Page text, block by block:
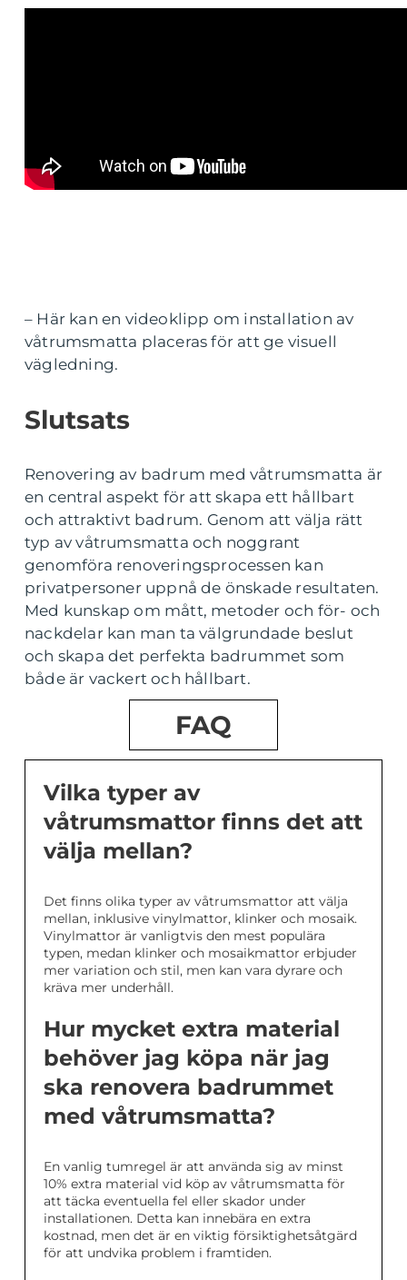
– Här kan en videoklipp om installation av
våtrumsmatta placeras för att ge visuell
vägledning.
Slutsats
Renovering av badrum med våtrumsmatta är
en central aspekt för att skapa ett hållbart
och attraktivt badrum. Genom att välja rätt
typ av våtrumsmatta och noggrant
genomföra renoveringsprocessen kan
privatpersoner uppnå de önskade resultaten.
Med kunskap om mått, metoder och för- och
nackdelar kan man ta välgrundade beslut
och skapa det perfekta badrummet som
både är vackert och hållbart.
FAQ
Vilka typer av
våtrumsmattor finns det att
välja mellan?
Det finns olika typer av våtrumsmattor att välja
mellan, inklusive vinylmattor, klinker och mosaik.
Vinylmattor är vanligtvis den mest populära
typen, medan klinker och mosaikmattor erbjuder
mer variation och stil, men kan vara dyrare och
kräva mer underhåll.
Hur mycket extra material
behöver jag köpa när jag
ska renovera badrummet
med våtrumsmatta?
En vanlig tumregel är att använda sig av minst
10% extra material vid köp av våtrumsmatta för
att täcka eventuella fel eller skador under
installationen. Detta kan innebära en extra
kostnad, men det är en viktig försiktighetsåtgärd
för att undvika problem i framtiden.